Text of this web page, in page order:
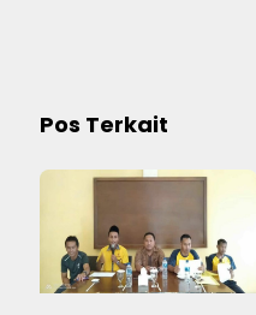
Pos Terkait